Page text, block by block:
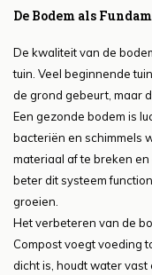
De Bodem als
De kwaliteit van de
tuin. Veel beginnende
de grond gebeurt, maar
Een gezonde bodem is
bacteriën en schimmels
materiaal af te breken
beter dit systeem
groeien.
Het verbeteren van de
Compost voegt voeding
dicht is, houdt water